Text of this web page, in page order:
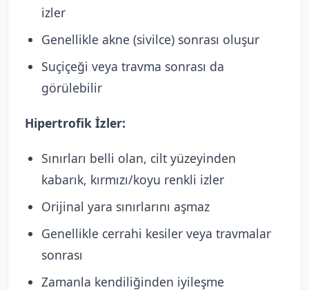
izler
Genellikle akne (sivilce) sonrası oluşur
Suçiçeği veya travma sonrası da
görülebilir
Hipertrofik İzler:
Sınırları belli olan, cilt yüzeyinden
kabarık, kırmızı/koyu renkli izler
Orijinal yara sınırlarını aşmaz
Genellikle cerrahi kesiler veya travmalar
sonrası
Zamanla kendiliğinden iyileşme